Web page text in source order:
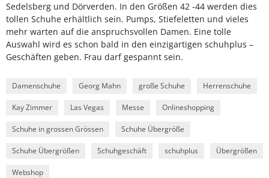
Sedelsberg und Dörverden. In den Größen 42 -44 werden dies
tollen Schuhe erhältlich sein. Pumps, Stiefeletten und vieles
mehr warten auf die anspruchsvollen Damen. Eine tolle
Auswahl wird es schon bald in den einzigartigen schuhplus –
Geschäften geben. Frau darf gespannt sein.
Damenschuhe Georg Mahn große Schuhe Herrenschuhe
Kay Zimmer Las Vegas Messe Onlineshopping
Schuhe in grossen Grössen Schuhe Übergröße
Schuhe Übergrößen Schuhgeschäft schuhplus Übergrößen
Webshop